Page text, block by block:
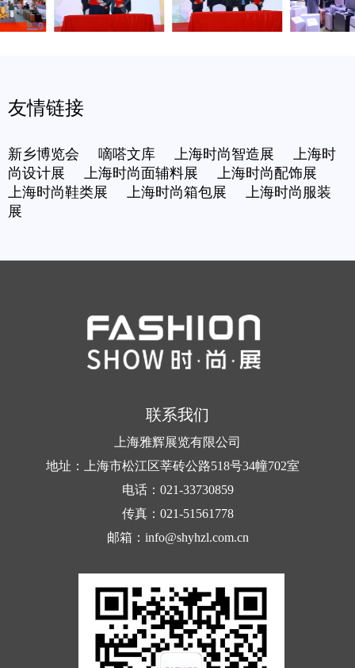
友情链接
新乡博览会 嘀嗒文库 上海时尚智造展
上海时
尚设计展
上海时尚面辅料展
上海时尚配饰展
上海时尚鞋类展
上海时尚箱包展
上海时尚服装
展
联系我们
上海雅辉展览有限公司
地址：上海市松江区莘砖公路518号34幢702室
电话：021-33730859
传真：021-51561778
邮箱：info@shyhzl.com.cn